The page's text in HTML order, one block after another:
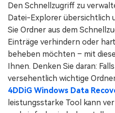
Den Schnellzugriff zu
Datei-Explorer übersichtlich
Sie Ordner aus dem
Einträge verhindern oder
beheben möchten – mit
Ihnen. Denken Sie daran:
versehentlich wichtige
4DDiG Windows Data
leistungsstarke Tool kann